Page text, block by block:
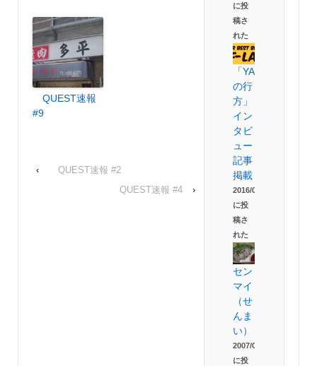
QUEST速報
#9
‹
QUEST速報 #2
QUEST速報 #4
›
に投
稿さ
れた
「YAKINIQUEST
の行
方」
イン
タビ
ュー
記事
掲載
2016/01/30
に投
稿さ
れた
セン
マイ
（せ
んま
い）
2007/09/02
に投